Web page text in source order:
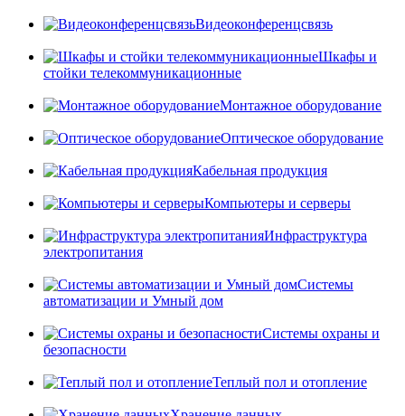
Видеоконференцсвязь
Шкафы и
стойки телекоммуникационные
Монтажное оборудование
Оптическое оборудование
Кабельная продукция
Компьютеры и серверы
Инфраструктура
электропитания
Системы
автоматизации и Умный дом
Системы охраны и
безопасности
Теплый пол и отопление